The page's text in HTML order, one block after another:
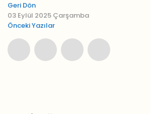
Geri Dön
03 Eylül 2025 Çarşamba
Önceki Yazılar